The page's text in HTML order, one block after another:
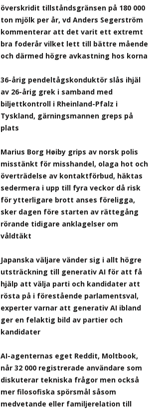
överskridit tillståndsgränsen på 180 000
ton mjölk per år, vd Anders Segerström
kommenterar att det varit ett extremt
bra foderår vilket lett till bättre mående
och därmed högre avkastning hos korna
36-årig pendeltågskonduktör slås ihjäl
av 26-årig grek i samband med
biljettkontroll i Rheinland-Pfalz i
Tyskland, gärningsmannen greps på
plats
Marius Borg Høiby grips av norsk polis
misstänkt för misshandel, olaga hot och
överträdelse av kontaktförbud, häktas
sedermera i upp till fyra veckor då risk
för ytterligare brott anses föreligga,
sker dagen före starten av rättegång
rörande tidigare anklagelser om
våldtäkt
Japanska väljare vänder sig i allt högre
utsträckning till generativ AI för att få
hjälp att välja parti och kandidater att
rösta på i förestående parlamentsval,
experter varnar att generativ AI ibland
ger en felaktig bild av partier och
kandidater
AI-agenternas eget Reddit, Moltbook,
når 32 000 registrerade användare som
diskuterar tekniska frågor men också
mer filosofiska spörsmål såsom
medvetande eller familjerelation till